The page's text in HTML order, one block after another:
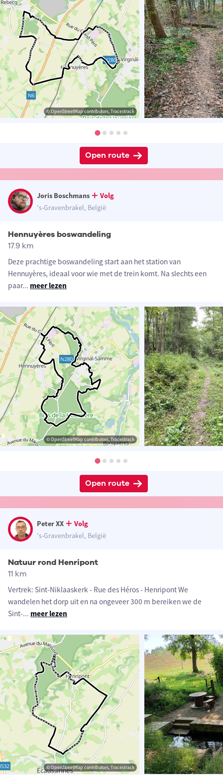
© OpenStreetMap contributors, Tracestrack
Open route
Joris Boschmans
Volg
's-Gravenbrakel, België
Hennuyères boswandeling
17.9 km
Deze prachtige boswandeling start aan het station van
Hennuyères, ideaal voor wie met de trein komt. Na slechts een
paar... meer lezen
© OpenStreetMap contributors, Tracestrack
Open route
Peter XX
Volg
's-Gravenbrakel, België
Natuur rond Henripont
11 km
Vertrek: Sint-Niklaaskerk - Rue des Héros - Henripont We
wandelen het dorp uit en na ongeveer 300 m bereiken we de
Sint-... meer lezen
© OpenStreetMap contributors, Tracestrack